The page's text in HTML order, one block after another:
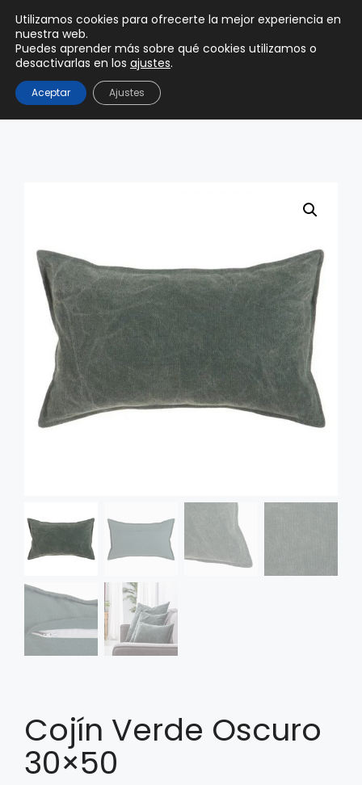
0,00€
Cojín Verde Oscuro
30×50
Utilizamos cookies para ofrecerte la mejor experiencia en
nuestra web.
Puedes aprender más sobre qué cookies utilizamos o
desactivarlas en los ajustes.
Aceptar Ajustes